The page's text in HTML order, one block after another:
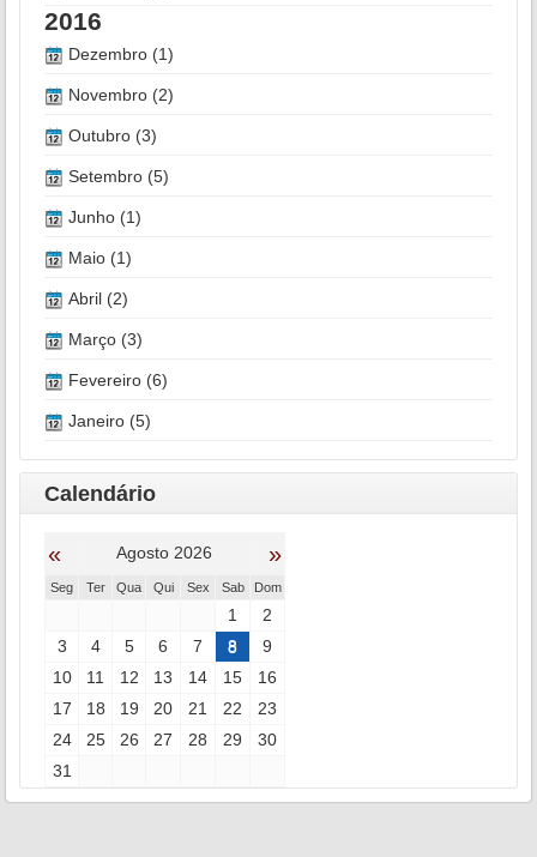
2016
Dezembro (1)
Novembro (2)
Outubro (3)
Setembro (5)
Junho (1)
Maio (1)
Abril (2)
Março (3)
Fevereiro (6)
Janeiro (5)
Calendário
« Agosto 2026 »
Seg Ter Qua Qui Sex Sab Dom
1
2
3
4 5 6 7 8
9
10
11 12 13 14 15
16
17
18 19 20 21 22
23
24
25 26 27 28 29
30
31